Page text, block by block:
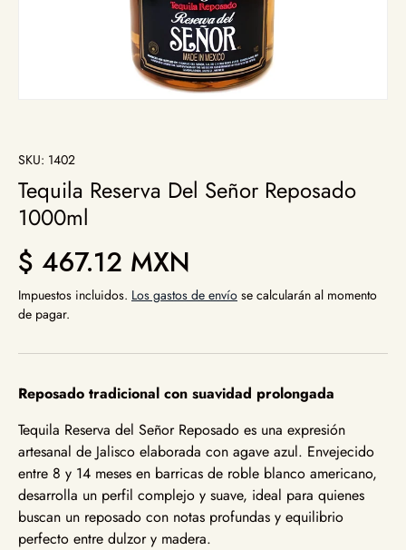
SKU: 1402
Tequila Reserva Del Señor Reposado
1000ml
Precio normal
$ 467.12 MXN
Impuestos incluidos. Los gastos de envío se calcularán al momento
de pagar.
Reposado tradicional con suavidad prolongada
Tequila Reserva del Señor Reposado es una expresión
artesanal de Jalisco elaborada con agave azul. Envejecido
entre 8 y 14 meses en barricas de roble blanco americano,
desarrolla un perfil complejo y suave, ideal para quienes
buscan un reposado con notas profundas y equilibrio
perfecto entre dulzor y madera.